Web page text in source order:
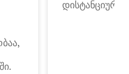
დისტანციური